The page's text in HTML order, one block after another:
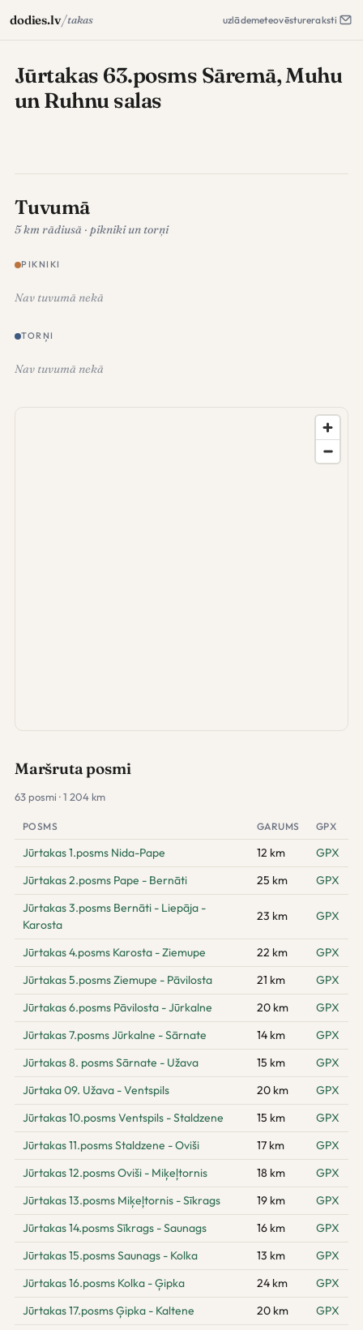
dodies.lv/takas uzlādemeteovēstureraksti
Jūrtakas 63.posms Sāremā, Muhu
un Ruhnu salas
Tuvumā
5 km rādiusā · pikniki un torņi
PIKNIKI
Nav tuvumā nekā
TORŅI
Nav tuvumā nekā
Maršruta posmi
63 posmi · 1 204 km
POSMS GARUMS GPX
Jūrtakas 1.posms Nida-Pape 12 km
GPX
Jūrtakas 2.posms Pape - Bernāti
25 km
GPX
Jūrtakas 3.posms Bernāti - Liepāja -
Karosta
23 km GPX
Jūrtakas 4.posms Karosta - Ziemupe 22 km
GPX
Jūrtakas 5.posms Ziemupe - Pāvilosta
21 km
GPX
Jūrtakas 6.posms Pāvilosta - Jūrkalne
20 km
GPX
Jūrtakas 7.posms Jūrkalne - Sārnate
14 km
GPX
Jūrtakas 8. posms Sārnate - Užava
15 km
GPX
Jūrtaka 09. Užava - Ventspils
20 km
GPX
Jūrtakas 10.posms Ventspils - Staldzene
15 km
GPX
Jūrtakas 11.posms Staldzene - Oviši
17 km
GPX
Jūrtakas 12.posms Oviši - Miķeļtornis
18 km
GPX
Jūrtakas 13.posms Miķeļtornis - Sīkrags
19 km
GPX
Jūrtakas 14.posms Sīkrags - Saunags
16 km
GPX
Jūrtakas 15.posms Saunags - Kolka
13 km
GPX
Jūrtakas 16.posms Kolka - Ģipka
24 km
GPX
Jūrtakas 17.posms Ģipka - Kaltene
20 km
GPX